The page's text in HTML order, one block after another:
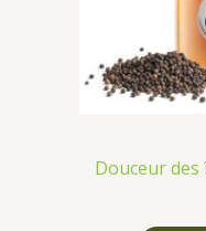
Douceur